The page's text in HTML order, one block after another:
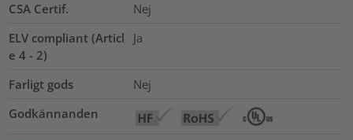
CSA Certif.
Nej
ELV compliant (Articl
e 4 - 2)
Ja
Farligt gods
Nej
Godkännanden